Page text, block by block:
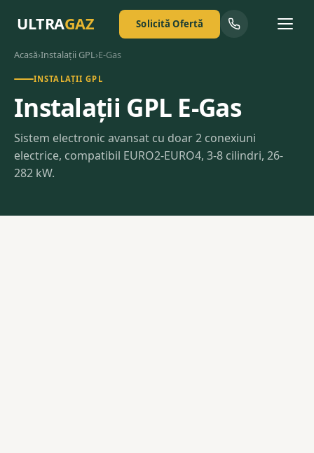
ULTRAGAZ Solicită Ofertă
Acasă›Instalații GPL›E-Gas
INSTALAȚII GPL
Instalații GPL E-Gas
Sistem electronic avansat cu doar 2 conexiuni
electrice, compatibil EURO2-EURO4, 3-8 cilindri, 26-
282 kW.